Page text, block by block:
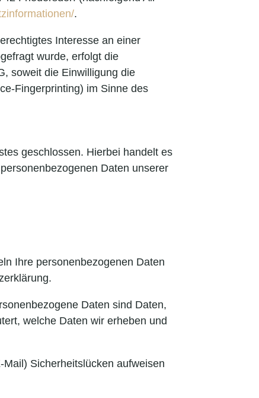
.
Interesse an einer
wurde, erfolgt die
soweit die Einwilligung die
Fingerprinting) im Sinne des
geschlossen. Hierbei handelt es
Daten unserer
Ihre personenbezogenen Daten
Daten sind Daten,
welche Daten wir erheben und
Sicherheitslücken aufweisen